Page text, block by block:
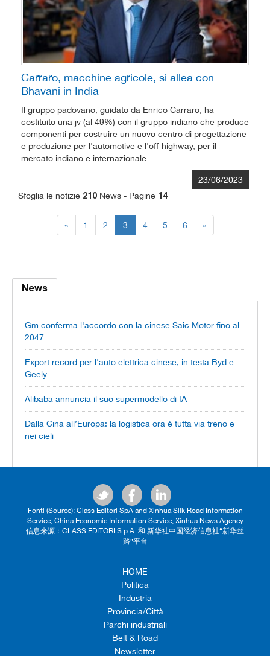
Carraro, macchine agricole, si allea con
Bhavani in India
Il gruppo padovano, guidato da Enrico Carraro, ha
costituito una jv (al 49%) con il gruppo indiano che produce
componenti per costruire un nuovo centro di progettazione
e produzione per l'automotive e l'off-highway, per il
mercato indiano e internazionale
23/06/2023
Sfoglia le notizie 210 News - Pagine 14
« 1 2 3 4 5 6 »
News
Gm conferma l'accordo con la cinese Saic Motor fino al
2047
Export record per l'auto elettrica cinese, in testa Byd e
Geely
Alibaba annuncia il suo supermodello di IA
Dalla Cina all’Europa: la logistica ora è tutta via treno e
nei cieli
Fonti (Source): Class Editori SpA and Xinhua Silk Road Information
Service, China Economic Information Service, Xinhua News Agency
信息来源：CLASS EDITORI S.p.A. 和 新华社中国经济信息社“新华丝
路”平台
HOME
Politica
Industria
Provincia/Città
Parchi industriali
Belt & Road
Newsletter